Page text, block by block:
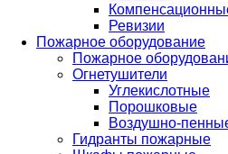
Ревизии
Пожарное оборудование
Пожарное
Огнетушители
Углекислотные
Порошковые
Воздушно-
Гидранты пожарные